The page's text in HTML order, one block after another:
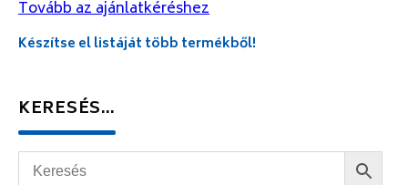
Tovább az ajánlatkéréshez
Készítse el listáját több termékből!
KERESÉS…